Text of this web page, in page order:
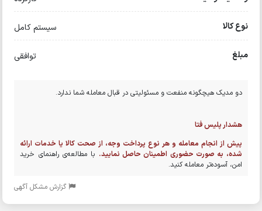
نوع کالا سیستم کامل
مبلغ توافقی
دو مدیک هیچگونه منفعت و مسئولیتی در قبال معامله شما ندارد.
هشدار پلیس فتا
پیش از انجام معامله و هر نوع پرداخت وجه، از صحت کالا یا خدمات ارائه
شده، به صورت حضوری اطمینان حاصل نمایید. با مطالعه‌ی راهنمای خرید
امن، آسوده‌تر معامله کنید.
گزارش مشکل آگهی